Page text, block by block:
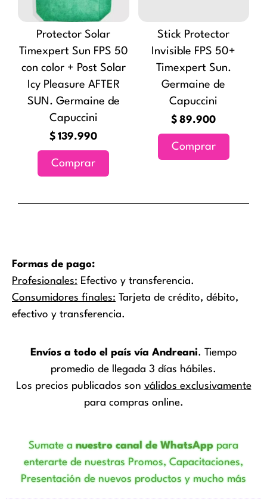
Protector Solar
Timexpert Sun FPS 50
con color + Post Solar
Icy Pleasure AFTER
SUN. Germaine de
Capuccini
$ 139.990
Comprar
Stick Protector
Invisible FPS 50+
Timexpert Sun.
Germaine de
Capuccini
$ 89.900
Comprar
Formas de pago:
Profesionales: Efectivo y transferencia.
Consumidores finales: Tarjeta de crédito, débito,
efectivo y transferencia.
Envíos a todo el país vía Andreani. Tiempo
promedio de llegada 3 días hábiles.
Los precios publicados son válidos exclusivamente
para compras online.
Sumate anuestro canal de WhatsApppara
enterarte de nuestras Promos, Capacitaciones,
Presentación de nuevos productos y mucho más